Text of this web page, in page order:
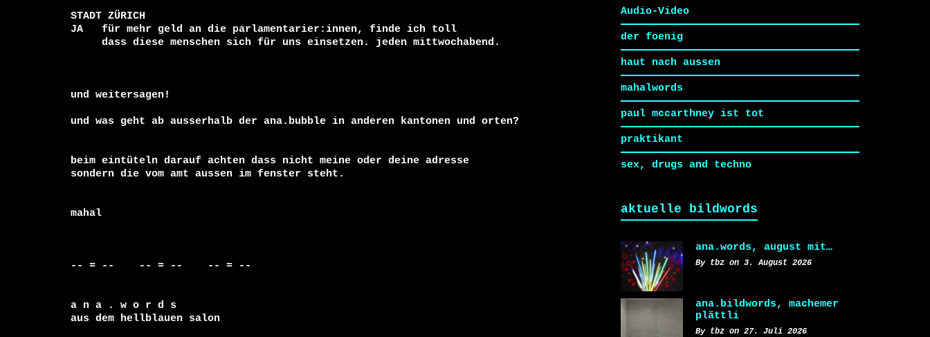
STADT ZÜRICH
JA   für mehr geld an die parlamentarier:innen, finde ich toll
und weitersagen!
und was geht ab ausserhalb der ana.bubble in anderen kantonen und orten?
beim eintüteln darauf achten dass nicht meine oder deine adresse
sondern die vom amt aussen im fenster steht.
mahal
-- = --    -- = --    -- = --
a n a . w o r d s
aus dem hellblauen salon
Audio-Video
der foenig
haut nach aussen
mahalwords
paul mccarthney ist tot
praktikant
sex, drugs and techno
aktuelle bildwords
ana.words, august mit…
By tbz on 3. August 2026
ana.bildwords, machemer
plättli
By tbz on 27. Juli 2026